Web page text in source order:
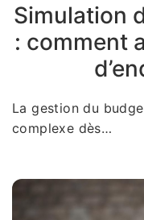
Simulation
: comment
La gestion du
complexe dès…